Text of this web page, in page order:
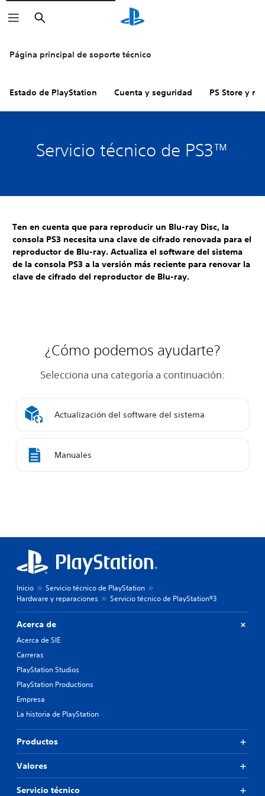
Buscar
Página principal de soporte técnico
Estado de PlayStation Cuenta y seguridad PS Store y
Servicio técnico de PS3™
Ten en cuenta que para reproducir un Blu-ray Disc, la
consola PS3 necesita una clave de cifrado renovada para el
reproductor de Blu-ray. Actualiza el software del sistema
de la consola PS3 a la versión más reciente para renovar la
clave de cifrado del reproductor de Blu-ray.
¿Cómo podemos ayudarte?
Selecciona una categoría a continuación:
Actualización del software del sistema
Manuales
Inicio
Servicio técnico de PlayStation
Hardware y reparaciones
Servicio técnico de PlayStation®3
Acerca de
Acerca de SIE
Carreras
PlayStation Studios
PlayStation Productions
Empresa
La historia de PlayStation
Productos
Valores
Servicio técnico